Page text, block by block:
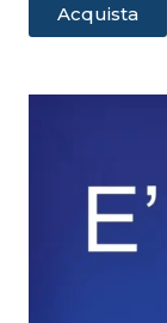
Acquista